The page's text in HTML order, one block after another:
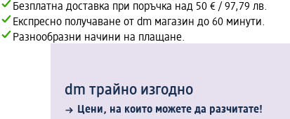
Безплатна доставка при поръчка над 50 € / 97,79 лв.
Експресно получаване от dm магазин до 60 минути.
Разнообразни начини на плащане.
dm трайно изгодно
Цени, на които можете да разчитате!